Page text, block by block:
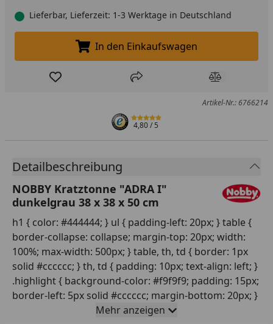
Lieferbar, Lieferzeit: 1-3 Werktage in Deutschland
In den Einkaufswagen legen
In den Einkaufswagen
Produkt zur Wunschliste hinzufügen
Teilen Produkt
Artikel-Nr.: 6766214
4,80/ 5
Detailbeschreibung
NOBBY Kratztonne "ADRA I"
dunkelgrau 38 x 38 x 50 cm
h1 { color: #444444; } ul { padding-left: 20px; } table {
border-collapse: collapse; margin-top: 20px; width:
100%; max-width: 500px; } table, th, td { border: 1px
solid #cccccc; } th, td { padding: 10px; text-align: left; }
.highlight { background-color: #f9f9f9; padding: 15px;
border-left: 5px solid #cccccc; margin-bottom: 20px; }
NOBBY Kratztonne "ADRA I" – Dunkelgrau, 38 x
Mehr anzeigen